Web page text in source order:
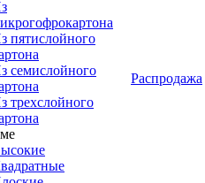
пятислойного
семислойного
трехслойного
Распродажа